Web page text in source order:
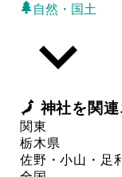
自然・国土
🗾神社を関
関東
栃木県
佐野・小山・足